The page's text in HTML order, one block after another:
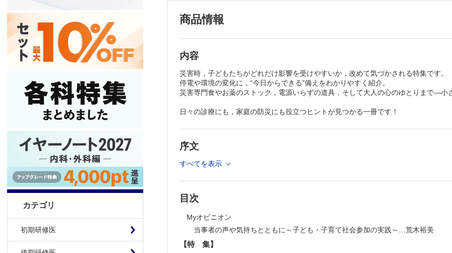
カテゴリ
初期研修医
遊び足りない子どもにどう対応すればいい？…石﨑優子
商品情報
内容
災害時，子どもたちがどれだけ影響を受けやすいか，改めて気づかされる特集です。
停電や環境の変化に，“今日からできる”備えをわかりやすく紹介。
災害専門食やお薬のストック，電源いらずの道具，そして大人の心のゆとりまで―小
日々の診療にも，家庭の防災にも役立つヒントが見つかる一冊です！
序文
すべてを表示
目次
Myオピニオン
当事者の声や気持ちとともに～子ども・子育て社会参加の実践～…荒木裕美
【特 集】